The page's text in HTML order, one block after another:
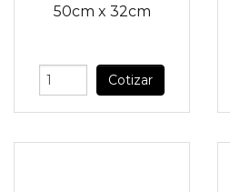
50cm x 32cm
Cotizar